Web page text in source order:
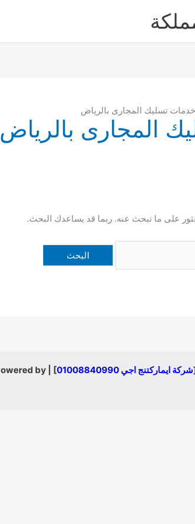
خدمات تسليك المجارى بالرياض
المجارى بالرياض
على ما تبحث عنه. ربما قد يساعدك البحث.
شركة ايماركتنج اجي 01008840990 ] | Powered by